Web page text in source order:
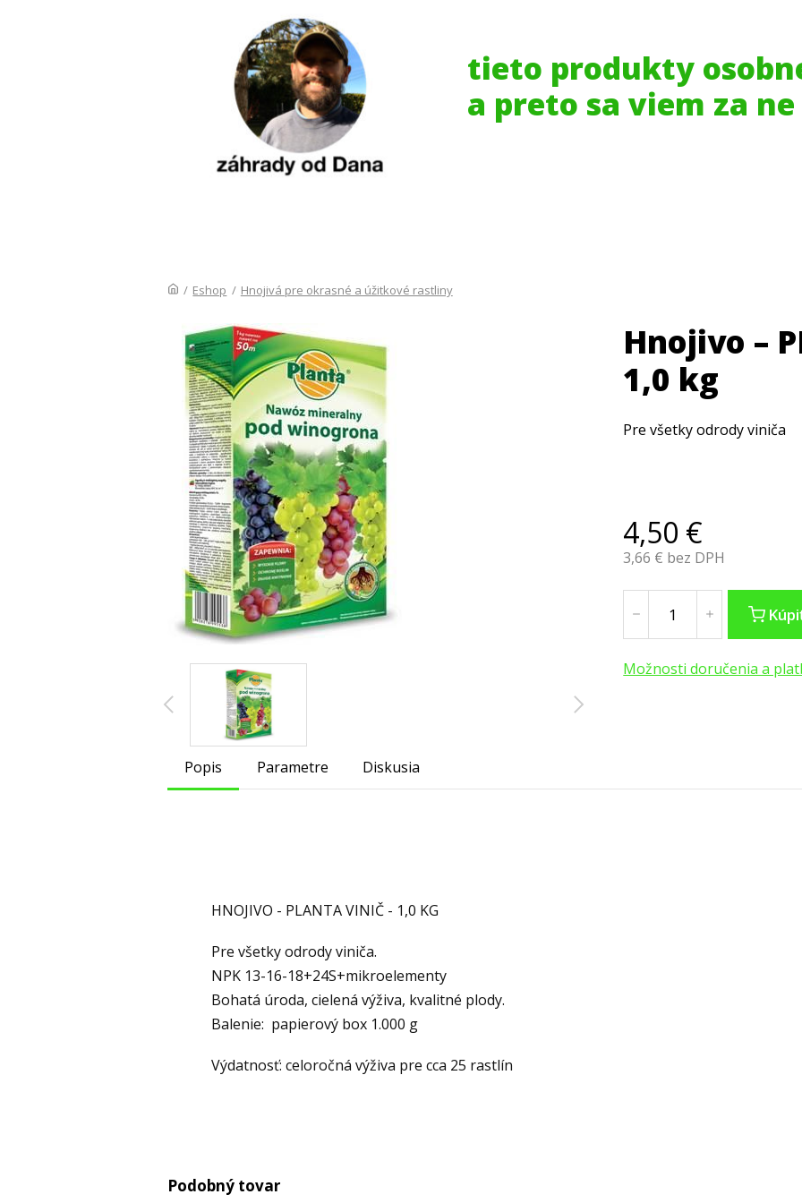
tieto produkty
a preto sa viem za
/ Eshop / Hnojivá pre okrasné a úžitkové rastliny
Hnojivo –
1,0 kg
Pre všetky odrody viniča
4,50 €
3,66 € bez DPH
Možnosti doručenia a
Popis Parametre Diskusia
HNOJIVO - PLANTA VINIČ - 1,0 KG
Pre všetky odrody viniča.
NPK 13-16-18+24S+mikroelementy
Bohatá úroda, cielená výživa, kvalitné plody.
Balenie: papierový box 1.000 g
Výdatnosť: celoročná výživa pre cca 25 rastlín
Podobný tovar